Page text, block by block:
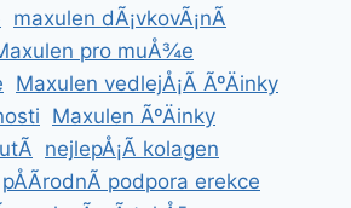
maxulen dÃ¡vkovÃ¡nÃ­
pro muÅ¾e
Maxulen vedlejÅ¡Ã­ ÃºÄinky
Maxulen ÃºÄinky
nejlepÅ¡Ã­ kolagen
pÅÃ­rodnÃ­ podpora erekce